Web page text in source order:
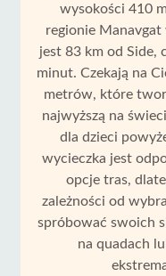
wysokości 410
regionie Manavgat
jest 83 km od Side,
minut. Czekają na
metrów, które
najwyższą na
dla dzieci
wycieczka jest
opcje tras,
zależności od
spróbować swoich
na quadach